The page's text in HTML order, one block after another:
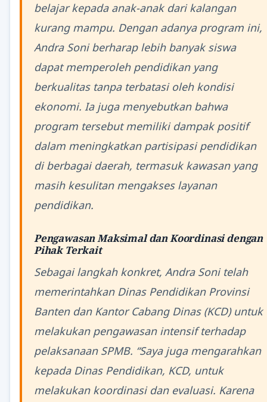
belajar kepada anak-anak dari kalangan
kurang mampu. Dengan adanya program ini,
Andra Soni berharap lebih banyak siswa
dapat memperoleh pendidikan yang
berkualitas tanpa terbatasi oleh kondisi
ekonomi. Ia juga menyebutkan bahwa
program tersebut memiliki dampak positif
dalam meningkatkan partisipasi pendidikan
di berbagai daerah, termasuk kawasan yang
masih kesulitan mengakses layanan
pendidikan.
Pengawasan Maksimal dan Koordinasi dengan
Pihak Terkait
Sebagai langkah konkret, Andra Soni telah
memerintahkan Dinas Pendidikan Provinsi
Banten dan Kantor Cabang Dinas (KCD) untuk
melakukan pengawasan intensif terhadap
pelaksanaan SPMB. “Saya juga mengarahkan
kepada Dinas Pendidikan, KCD, untuk
melakukan koordinasi dan evaluasi. Karena